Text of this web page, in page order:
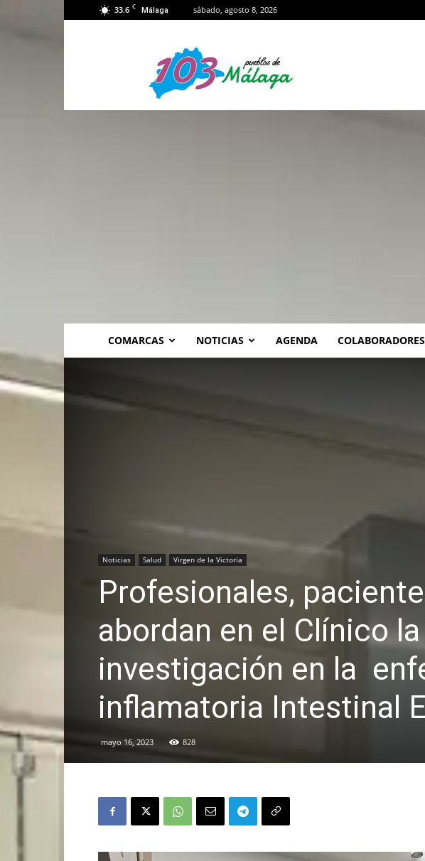
33.6 C Málaga sábado, agosto 8, 2026
Málaga
COMARCAS NOTICIAS AGENDA COLABORADORES
Noticias Salud Virgen de la Victoria
Profesionales,
abordan en el Clínico
investigación en la
inflamatoria Intestinal
mayo 16, 2023 828